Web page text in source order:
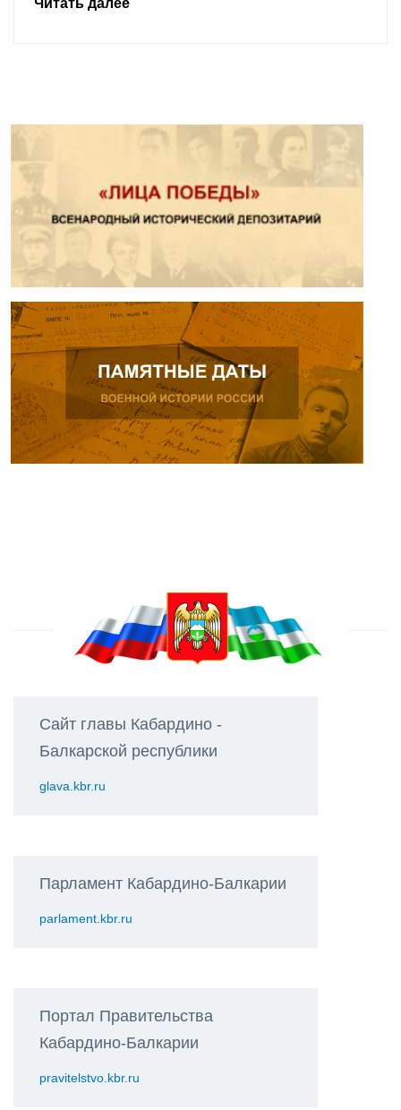
Сайт главы Кабардино -
Балкарской республики
glava.kbr.ru
Парламент Кабардино-Балкарии
parlament.kbr.ru
Портал Правительства
Кабардино-Балкарии
pravitelstvo.kbr.ru